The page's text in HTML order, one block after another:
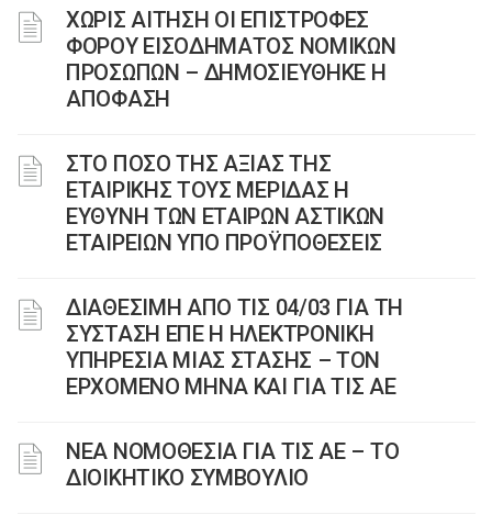
ΧΩΡΙΣ ΑΙΤΗΣΗ ΟΙ ΕΠΙΣΤΡΟΦΕΣ
ΦΟΡΟΥ ΕΙΣΟΔΗΜΑΤΟΣ ΝΟΜΙΚΩΝ
ΠΡΟΣΩΠΩΝ – ΔΗΜΟΣΙΕΥΘΗΚΕ Η
ΑΠΟΦΑΣΗ
ΣΤΟ ΠΟΣΟ ΤΗΣ ΑΞΙΑΣ ΤΗΣ
ΕΤΑΙΡΙΚΗΣ ΤΟΥΣ ΜΕΡΙΔΑΣ Η
ΕΥΘΥΝΗ ΤΩΝ ΕΤΑΙΡΩΝ ΑΣΤΙΚΩΝ
ΕΤΑΙΡΕΙΩΝ ΥΠΟ ΠΡΟΫΠΟΘΕΣΕΙΣ
ΔΙΑΘΕΣΙΜΗ ΑΠΟ ΤΙΣ 04/03 ΓΙΑ ΤΗ
ΣΥΣΤΑΣΗ ΕΠΕ Η ΗΛΕΚΤΡΟΝΙΚΗ
ΥΠΗΡΕΣΙΑ ΜΙΑΣ ΣΤΑΣΗΣ – ΤΟΝ
ΕΡΧΟΜΕΝΟ ΜΗΝΑ ΚΑΙ ΓΙΑ ΤΙΣ ΑΕ
ΝΕΑ ΝΟΜΟΘΕΣΙΑ ΓΙΑ ΤΙΣ ΑΕ – ΤΟ
ΔΙΟΙΚΗΤΙΚΟ ΣΥΜΒΟΥΛΙΟ